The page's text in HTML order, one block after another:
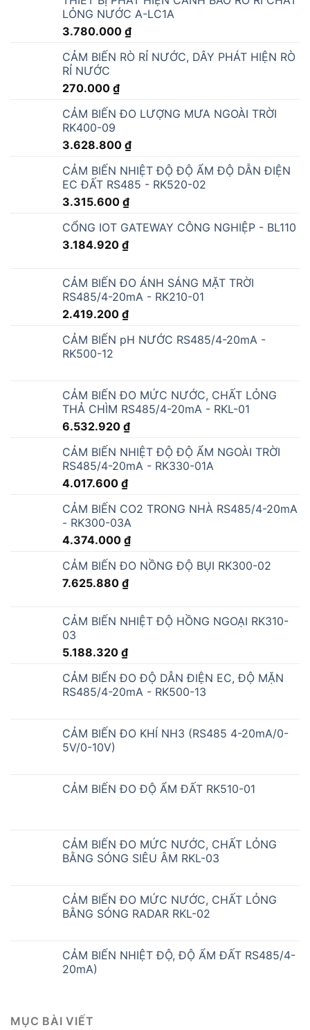
LỎNG NƯỚC A-LC1A
3.780.000 ₫
CẢM BIẾN RÒ RỈ NƯỚC, DÂY PHÁT HIỆN RÒ
RỈ NƯỚC
270.000 ₫
CẢM BIẾN ĐO LƯỢNG MƯA NGOÀI TRỜI
RK400-09
3.628.800 ₫
CẢM BIẾN NHIỆT ĐỘ ĐỘ ẨM ĐỘ DẪN ĐIỆN
EC ĐẤT RS485 - RK520-02
3.315.600 ₫
CỔNG IOT GATEWAY CÔNG NGHIỆP - BL110
3.184.920 ₫
CẢM BIẾN ĐO ÁNH SÁNG MẶT TRỜI
RS485/4-20mA - RK210-01
2.419.200 ₫
CẢM BIẾN pH NƯỚC RS485/4-20mA -
RK500-12
CẢM BIẾN ĐO MỨC NƯỚC, CHẤT LỎNG
THẢ CHÌM RS485/4-20mA - RKL-01
6.532.920 ₫
CẢM BIẾN NHIỆT ĐỘ ĐỘ ẨM NGOÀI TRỜI
RS485/4-20mA - RK330-01A
4.017.600 ₫
CẢM BIẾN CO2 TRONG NHÀ RS485/4-20mA
- RK300-03A
4.374.000 ₫
CẢM BIẾN ĐO NỒNG ĐỘ BỤI RK300-02
7.625.880 ₫
CẢM BIẾN NHIỆT ĐỘ HỒNG NGOẠI RK310-
03
5.188.320 ₫
CẢM BIẾN ĐO ĐỘ DẪN ĐIỆN EC, ĐỘ MẶN
RS485/4-20mA - RK500-13
CẢM BIẾN ĐO KHÍ NH3 (RS485 4-20mA/0-
5V/0-10V)
CẢM BIẾN ĐO ĐỘ ẨM ĐẤT RK510-01
CẢM BIẾN ĐO MỨC NƯỚC, CHẤT LỎNG
BẰNG SÓNG SIÊU ÂM RKL-03
CẢM BIẾN ĐO MỨC NƯỚC, CHẤT LỎNG
BẰNG SÓNG RADAR RKL-02
CẢM BIẾN NHIỆT ĐỘ, ĐỘ ẨM ĐẤT RS485/4-
20mA)
MỤC BÀI VIẾT